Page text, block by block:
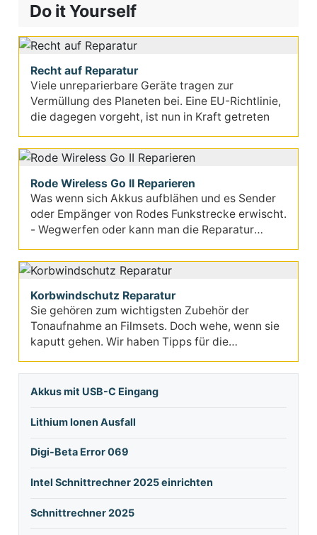
Do it Yourself
Recht auf Reparatur
Viele unreparierbare Geräte tragen zur
Vermüllung des Planeten bei. Eine EU-Richtlinie,
die dagegen vorgeht, ist nun in Kraft getreten
Rode Wireless Go II Reparieren
Was wenn sich Akkus aufblähen und es Sender
oder Empänger von Rodes Funkstrecke erwischt.
- Wegwerfen oder kann man die Reparatur
Korbwindschutz Reparatur
Sie gehören zum wichtigsten Zubehör der
Tonaufnahme an Filmsets. Doch wehe, wenn sie
kaputt gehen. Wir haben Tipps für die
Akkus mit USB-C Eingang
Lithium Ionen Ausfall
Digi-Beta Error 069
Intel Schnittrechner 2025 einrichten
Schnittrechner 2025